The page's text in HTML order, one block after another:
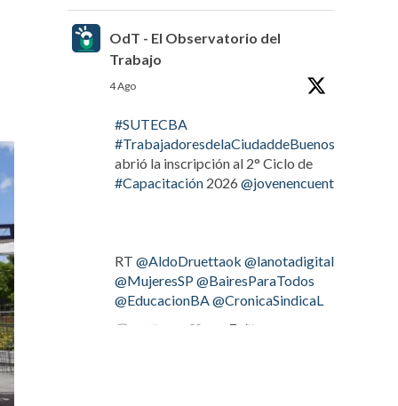
OdT - El Observatorio del
Trabajo
4 Ago
#SUTECBA
#TrabajadoresdelaCiudaddeBuenosAires
abrió la inscripción al 2° Ciclo de
#Capacitación 2026 @jovenencuentro
RT @AldoDruettaok @lanotadigital
@MujeresSP@BairesParaTodos
@EducacionBA@CronicaSindicaL
Twitter